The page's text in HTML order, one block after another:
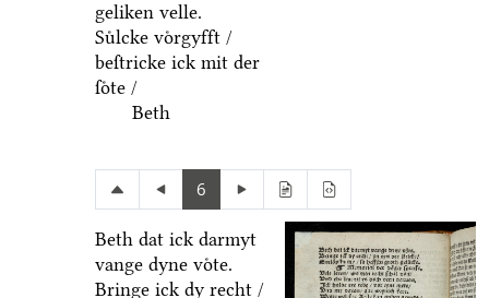
geliken velle.
Suͤlcke voͤrgyfft /
beſtricke ick mit der
ſoͤte /
Beth
6
Beth dat ick darmyt
vange dyne voͤte.
Bringe ick dy recht /